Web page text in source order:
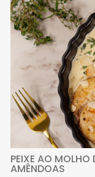
PEIXE AO
AMÊNDOAS